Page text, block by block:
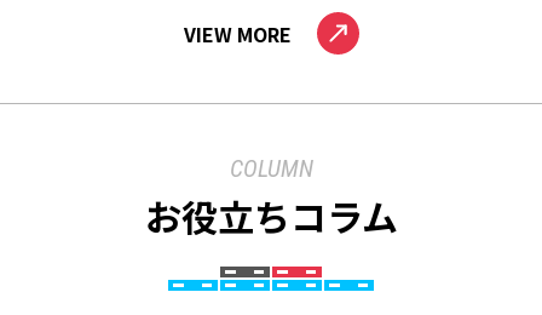
VIEW MORE
COLUMN
お役立ちコラム